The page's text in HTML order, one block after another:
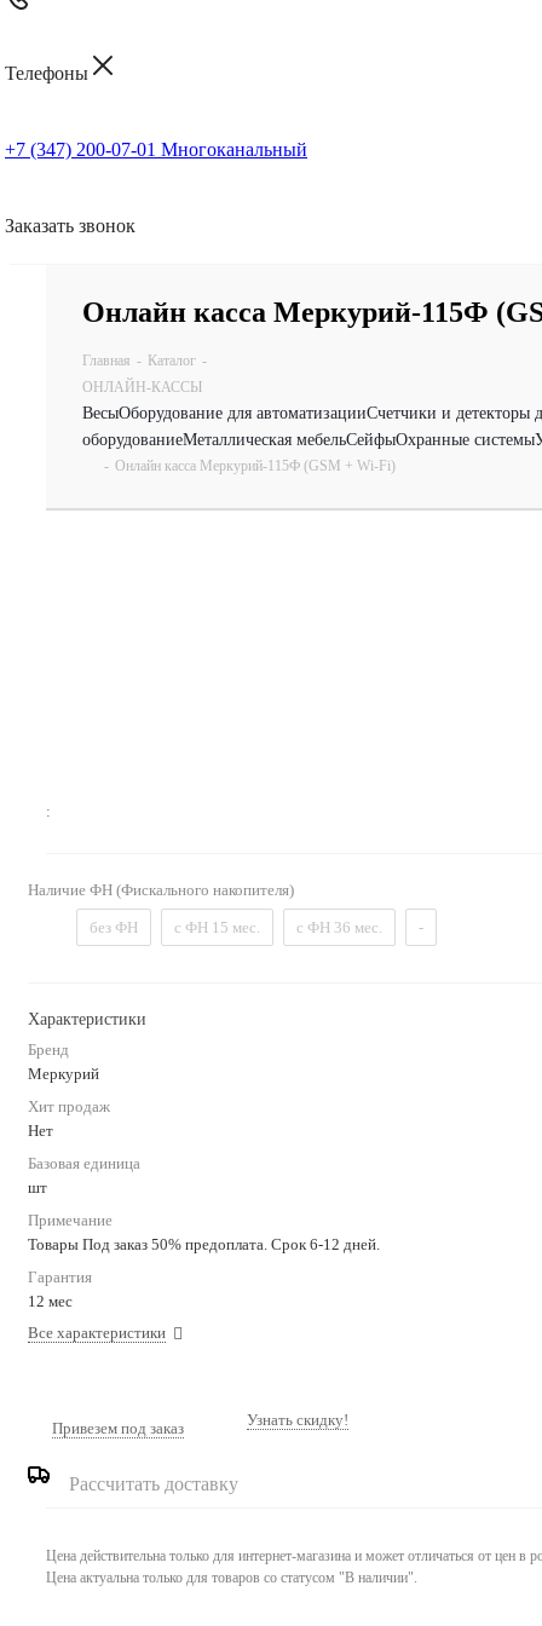
Телефоны
+7 (347) 200-07-01 Многоканальный
Заказать звонок
Онлайн касса Меркурий-115Ф
Главная - Каталог -
ОНЛАЙН-КАССЫ
ВесыОборудование для автоматизацииСчетчики и детекторы
оборудованиеМеталлическая мебельСейфыОхранные системы
- Онлайн касса Меркурий-115Ф (GSM + Wi-Fi)
:
Наличие ФН (Фискального накопителя)
без ФН с ФН 15 мес. с ФН 36 мес. -
Характеристики
Бренд
Меркурий
Хит продаж
Нет
Базовая единица
шт
Примечание
Товары Под заказ 50% предоплата. Срок 6-12 дней.
Гарантия
12 мес
Все характеристики
Привезем под заказ Узнать скидку!
Рассчитать доставку
Цена действительна только для интернет-магазина и может отличаться от цен в
Цена актуальна только для товаров со статусом "В наличии".